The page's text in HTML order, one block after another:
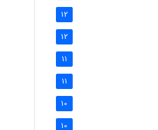
12
12
11
11
10
10